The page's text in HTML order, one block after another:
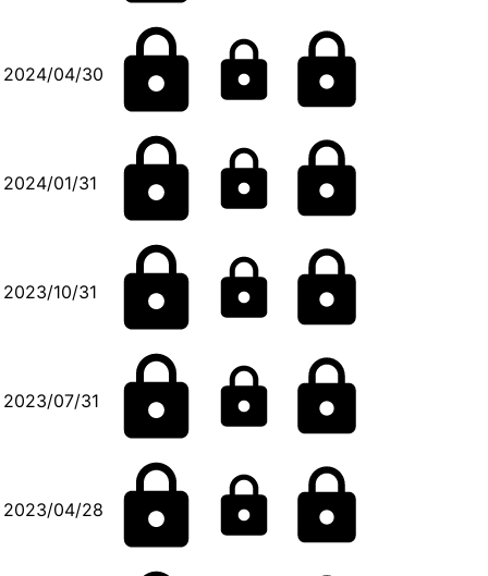
2024/04/30
2024/01/31
2023/10/31
2023/07/31
2023/04/28